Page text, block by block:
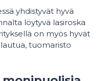
yhdistyvät hyvä
löytyvä lasiroska
on myös hyvät
tuomaristo